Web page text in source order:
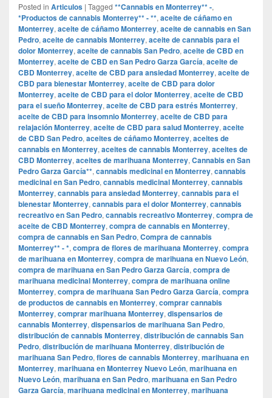
Posted in Articulos | Tagged **Cannabis en Monterrey** -,
*Productos de cannabis Monterrey** - **, aceite de cáñamo en
Monterrey, aceite de cáñamo Monterrey, aceite de cannabis en San
Pedro, aceite de cannabis Monterrey, aceite de cannabis para el
dolor Monterrey, aceite de cannabis San Pedro, aceite de CBD en
Monterrey, aceite de CBD en San Pedro Garza García, aceite de
CBD Monterrey, aceite de CBD para ansiedad Monterrey, aceite de
CBD para bienestar Monterrey, aceite de CBD para dolor
Monterrey, aceite de CBD para el dolor Monterrey, aceite de CBD
para el sueño Monterrey, aceite de CBD para estrés Monterrey,
aceite de CBD para insomnio Monterrey, aceite de CBD para
relajación Monterrey, aceite de CBD para salud Monterrey, aceite
de CBD San Pedro, aceites de cáñamo Monterrey, aceites de
cannabis en Monterrey, aceites de cannabis Monterrey, aceites de
CBD Monterrey, aceites de marihuana Monterrey, Cannabis en San
Pedro Garza García**, cannabis medicinal en Monterrey, cannabis
medicinal en San Pedro, cannabis medicinal Monterrey, cannabis
Monterrey, cannabis para ansiedad Monterrey, cannabis para el
bienestar Monterrey, cannabis para el dolor Monterrey, cannabis
recreativo en San Pedro, cannabis recreativo Monterrey, compra de
aceite de CBD Monterrey, compra de cannabis en Monterrey,
compra de cannabis en San Pedro, Compra de cannabis
Monterrey** - *, compra de flores de marihuana Monterrey, compra
de marihuana en Monterrey, compra de marihuana en Nuevo León,
compra de marihuana en San Pedro Garza García, compra de
marihuana medicinal Monterrey, compra de marihuana online
Monterrey, compra de marihuana San Pedro Garza García, compra
de productos de cannabis en Monterrey, comprar cannabis
Monterrey, comprar marihuana Monterrey, dispensarios de
cannabis Monterrey, dispensarios de marihuana San Pedro,
distribución de cannabis Monterrey, distribución de cannabis San
Pedro, distribución de marihuana Monterrey, distribución de
marihuana San Pedro, flores de cannabis Monterrey, marihuana en
Monterrey, marihuana en Monterrey Nuevo León, marihuana en
Nuevo León, marihuana en San Pedro, marihuana en San Pedro
Garza García, marihuana medicinal en Monterrey, marihuana